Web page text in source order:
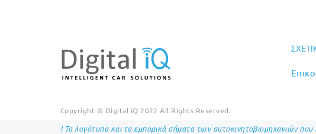
Copyright © Digital iQ 2022 All Rights Reserved.
! Τα λογότυπα και τα εμπορικά σήματα των αυτοκινητοβιομηχανιών